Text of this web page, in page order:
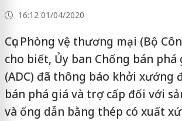
16:12 01/04/2020
Cục Phòng vệ thương mại (Bộ
cho biết, Ủy ban Chống bán
(ADC) đã thông báo khởi xướng
bán phá giá và trợ cấp đối với
và ống dẫn bằng thép có xuất